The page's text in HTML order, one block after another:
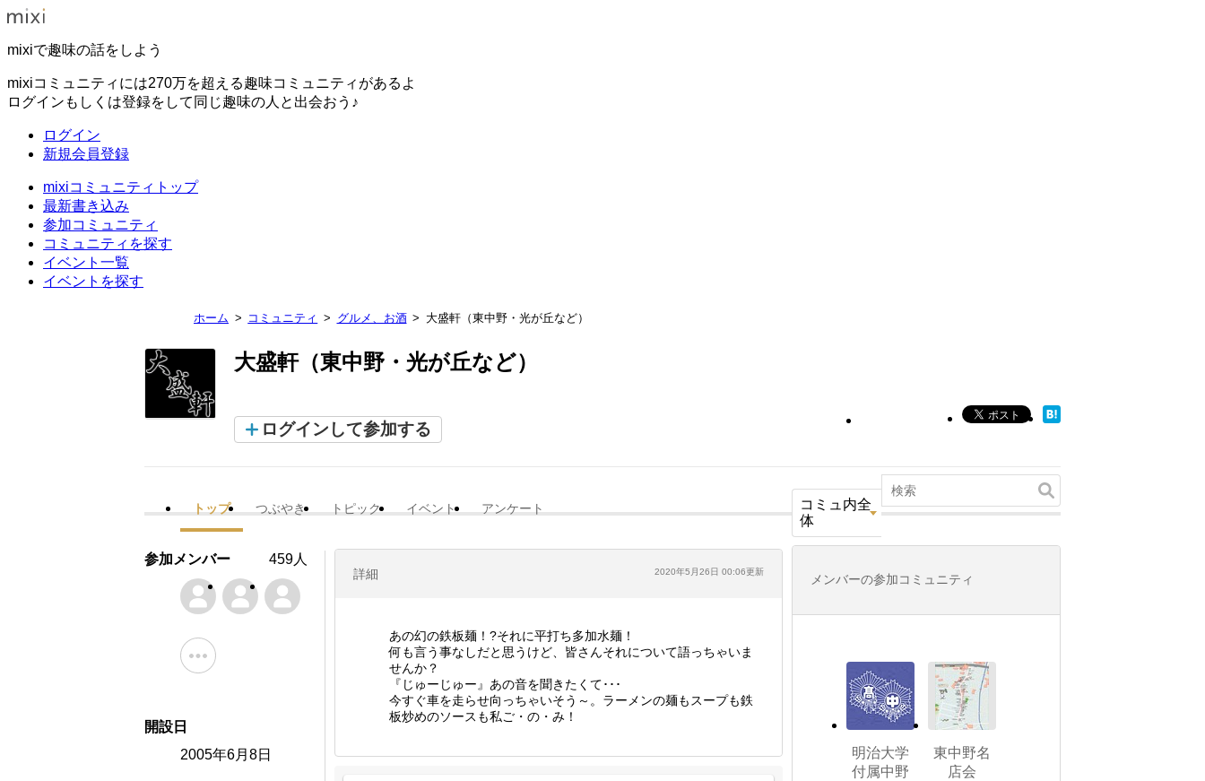
mixiで趣味の話をしよう
mixiコミュニティには270万を超える趣味コミュニティがあるよ
ログインもしくは登録をして同じ趣味の人と出会おう♪
ログイン
新規会員登録
mixiコミュニティトップ
最新書き込み
参加コミュニティ
コミュニティを探す
イベント一覧
イベントを探す
ホーム コミュニティ グルメ、お酒 大盛軒（東中野・光が丘など）
大盛軒（東中野・光が丘など）
ログインして参加する
トップ つぶやき トピック イベント アンケート
コミュ内全
体
詳細 2020年5月26日 00:06更新
あの幻の鉄板麺！?それに平打ち多加水麺！
何も言う事なしだと思うけど、皆さんそれについて語っちゃいま
せんか？
『じゅーじゅー』あの音を聞きたくて･･･
今すぐ車を走らせ向っちゃいそう～。ラーメンの麺もスープも鉄
板炒めのソースも私ご・の・み！
参加メンバー 459人
開設日
2005年6月8日
メンバーの参加コミュニティ
明治大学
付属中野
東中野名
店会